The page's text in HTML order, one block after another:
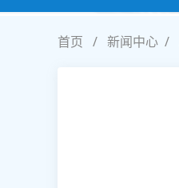
首页 新闻中心